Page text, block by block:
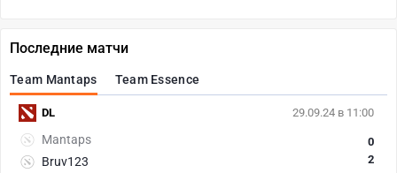
Последние матчи
Team Mantaps Team Essence
29.09.24 в 11:00
Mantaps
Bruv123
0
2
DL